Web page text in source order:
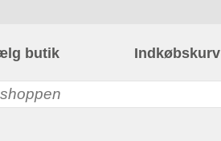
butik Indkøbskurv